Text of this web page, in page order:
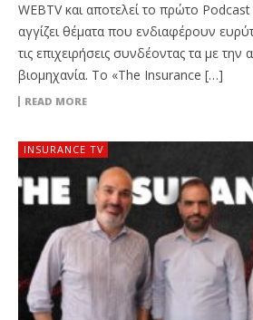
WEBTV και αποτελεί το πρώτο
αγγίζει θέματα που ενδιαφέρουν
τις επιχειρήσεις συνδέοντας τα με την
βιομηχανία. Το «The Insurance […]
READ MORE
INSURANCE TV